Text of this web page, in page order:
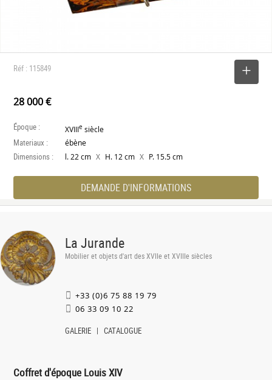
Réf : 115849
28 000 €
Époque : XVIIIe siècle
Materiaux : ébène
Dimensions : l. 22 cm X H. 12 cm X P. 15.5 cm
DEMANDE D'INFORMATIONS
La Jurande
Mobilier et objets d'art des XVIIe et XVIIIe siècles
+33 (0)6 75 88 19 79
06 33 09 10 22
GALERIE CATALOGUE
Coffret d'époque Louis XIV